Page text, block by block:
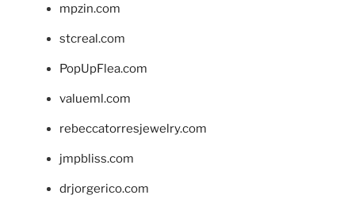
mpzin.com
stcreal.com
PopUpFlea.com
valueml.com
rebeccatorresjewelry.com
jmpbliss.com
drjorgerico.com